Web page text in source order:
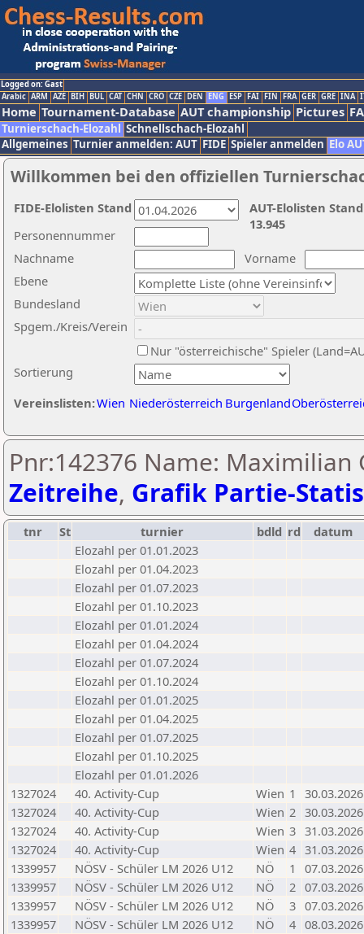
Logged on: Gast
Arabic ARM AZE BIH BUL CAT CHN CRO CZE DEN ENG ESP FAI FIN FRA GER GRE INA
Home Tournament-Database AUT championship Pictures
Turnierschach-Elozahl Schnellschach-Elozahl
Allgemeines Turnier anmelden: AUT FIDE Spieler anmelden Elo
Willkommen bei den offiziellen
Nachname
Vorname
Ebene
Sortierung
Personennummer
Bundesland
Spgem./Kreis/Verein
Nur "österreichische" Spieler
Vereinslisten:Wien Niederösterreich Burgenland
AUT-Elolisten
13.945
FIDE-Elolisten Stand
Pnr:142376 Name: Maximilian
Zeitreihe, Grafik Partie-
tnr St turnier bdld rd
datum
Elozahl per 01.01.2023
Elozahl per 01.04.2023
Elozahl per 01.07.2023
Elozahl per 01.10.2023
Elozahl per 01.01.2024
Elozahl per 01.04.2024
Elozahl per 01.07.2024
Elozahl per 01.10.2024
Elozahl per 01.01.2025
Elozahl per 01.04.2025
Elozahl per 01.07.2025
Elozahl per 01.10.2025
Elozahl per 01.01.2026
1327024
40. Activity-Cup Wien 1
30.03.2026
1327024
40. Activity-Cup Wien 2 30.03.2026
1327024
40. Activity-Cup Wien 3 31.03.2026
1327024
40. Activity-Cup Wien 4 31.03.2026
1339957
NÖSV - Schüler LM 2026 U12 NÖ 1
07.03.2026
1339957
NÖSV - Schüler LM 2026 U12 NÖ 2 07.03.2026
1339957
NÖSV - Schüler LM 2026 U12 NÖ 3 07.03.2026
1339957
NÖSV - Schüler LM 2026 U12 NÖ 4 08.03.2026